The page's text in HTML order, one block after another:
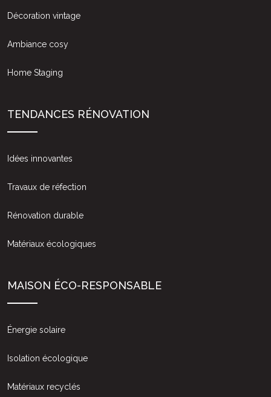
Décoration vintage
Ambiance cosy
Home Staging
TENDANCES RÉNOVATION
Idées innovantes
Travaux de réfection
Rénovation durable
Matériaux écologiques
MAISON ÉCO-RESPONSABLE
Énergie solaire
Isolation écologique
Matériaux recyclés